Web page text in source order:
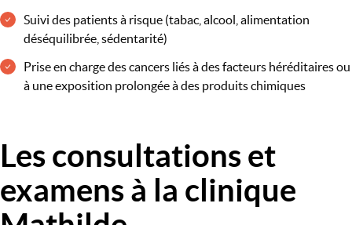
Suivi des patients à risque (tabac, alcool, alimentation
déséquilibrée, sédentarité)
Prise en charge des cancers liés à des facteurs héréditaires ou
à une exposition prolongée à des produits chimiques
Image
Les consultations et
examens à la clinique